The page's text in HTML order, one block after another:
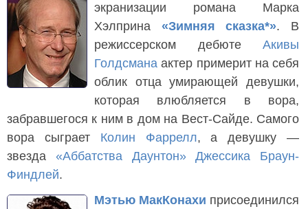
экранизации романа Марка
Хэлприна «Зимняя сказка*». В
режиссерском дебюте Акивы
Голдсмана актер примерит на себя
облик отца умирающей девушки,
которая влюбляется в вора,
забравшегося к ним в дом на Вест-Сайде. Самого
вора сыграет Колин Фаррелл, а девушку —
звезда «Аббатства Даунтон»
Джессика Браун-
Финдлей.
Мэтью МакКонахи присоединился